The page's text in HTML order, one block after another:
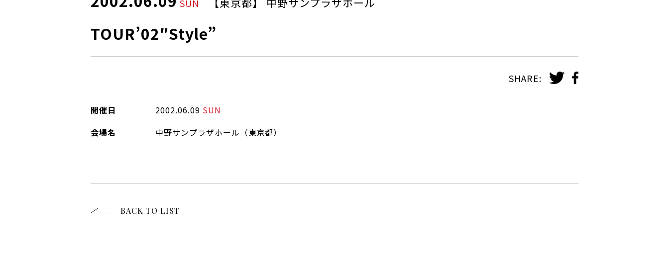
SUN
TOUR’02″Style”
SHARE:
開催日 2002.06.09 SUN
会場名
中野サンプラザホール（東京都）
BACK TO LIST